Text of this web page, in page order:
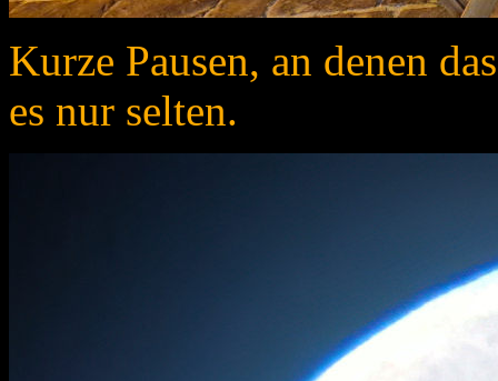
Kurze Pausen, an denen
es nur selten.